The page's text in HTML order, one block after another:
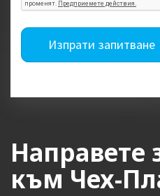
Изпрати запитване
Направете
към Чех-